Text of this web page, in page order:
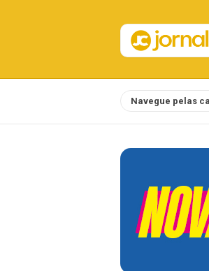
Navegue pelas